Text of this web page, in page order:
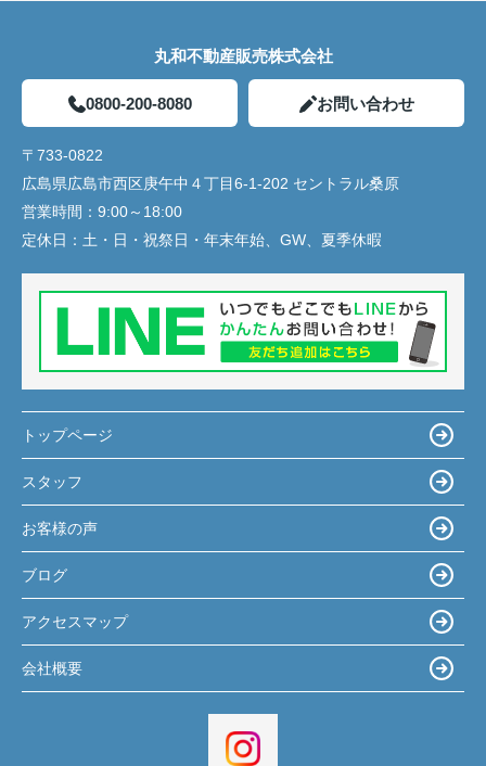
丸和不動産販売株式会社
0800-200-8080 お問い合わせ
〒733-0822
広島県広島市西区庚午中４丁目6-1-202 セントラル桑原
営業時間： 9:00～18:00
定休日： 土・日・祝祭日・年末年始、GW、夏季休暇
トップページ
スタッフ
お客様の声
ブログ
アクセスマップ
会社概要